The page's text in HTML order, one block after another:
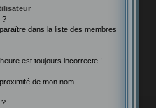
?
dans la liste des membres
est toujours incorrecte !
de mon nom
?